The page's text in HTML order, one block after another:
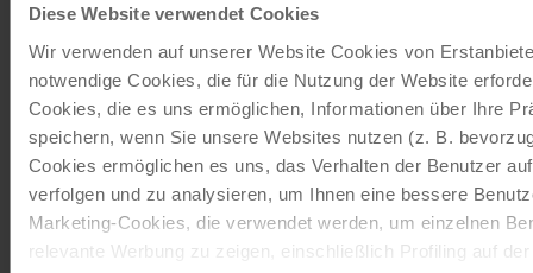
Diese Website verwendet Cookies
Wir verwenden auf unserer Website Cookies von
notwendige Cookies, die für die Nutzung der Website
Cookies, die es uns ermöglichen, Informationen über Ihre
speichern, wenn Sie unsere Websites nutzen (z. B.
Cookies ermöglichen es uns, das Verhalten der Benutzer
verfolgen und zu analysieren, um Ihnen eine bessere
Marketing-Cookies, die verwendet werden, um einzelnen
relevante Werbung zu zeigen, einschließlich Profiling auf
©
ab€ 90,-
Tourenrad Damen
7 Gänge | 28"
Das 7-Gang Tourenrad mit Rücktrittbremse ist von den
Marken Schauff oder Kalkhoff. Die Firma Schauff stellt
seit 1945…